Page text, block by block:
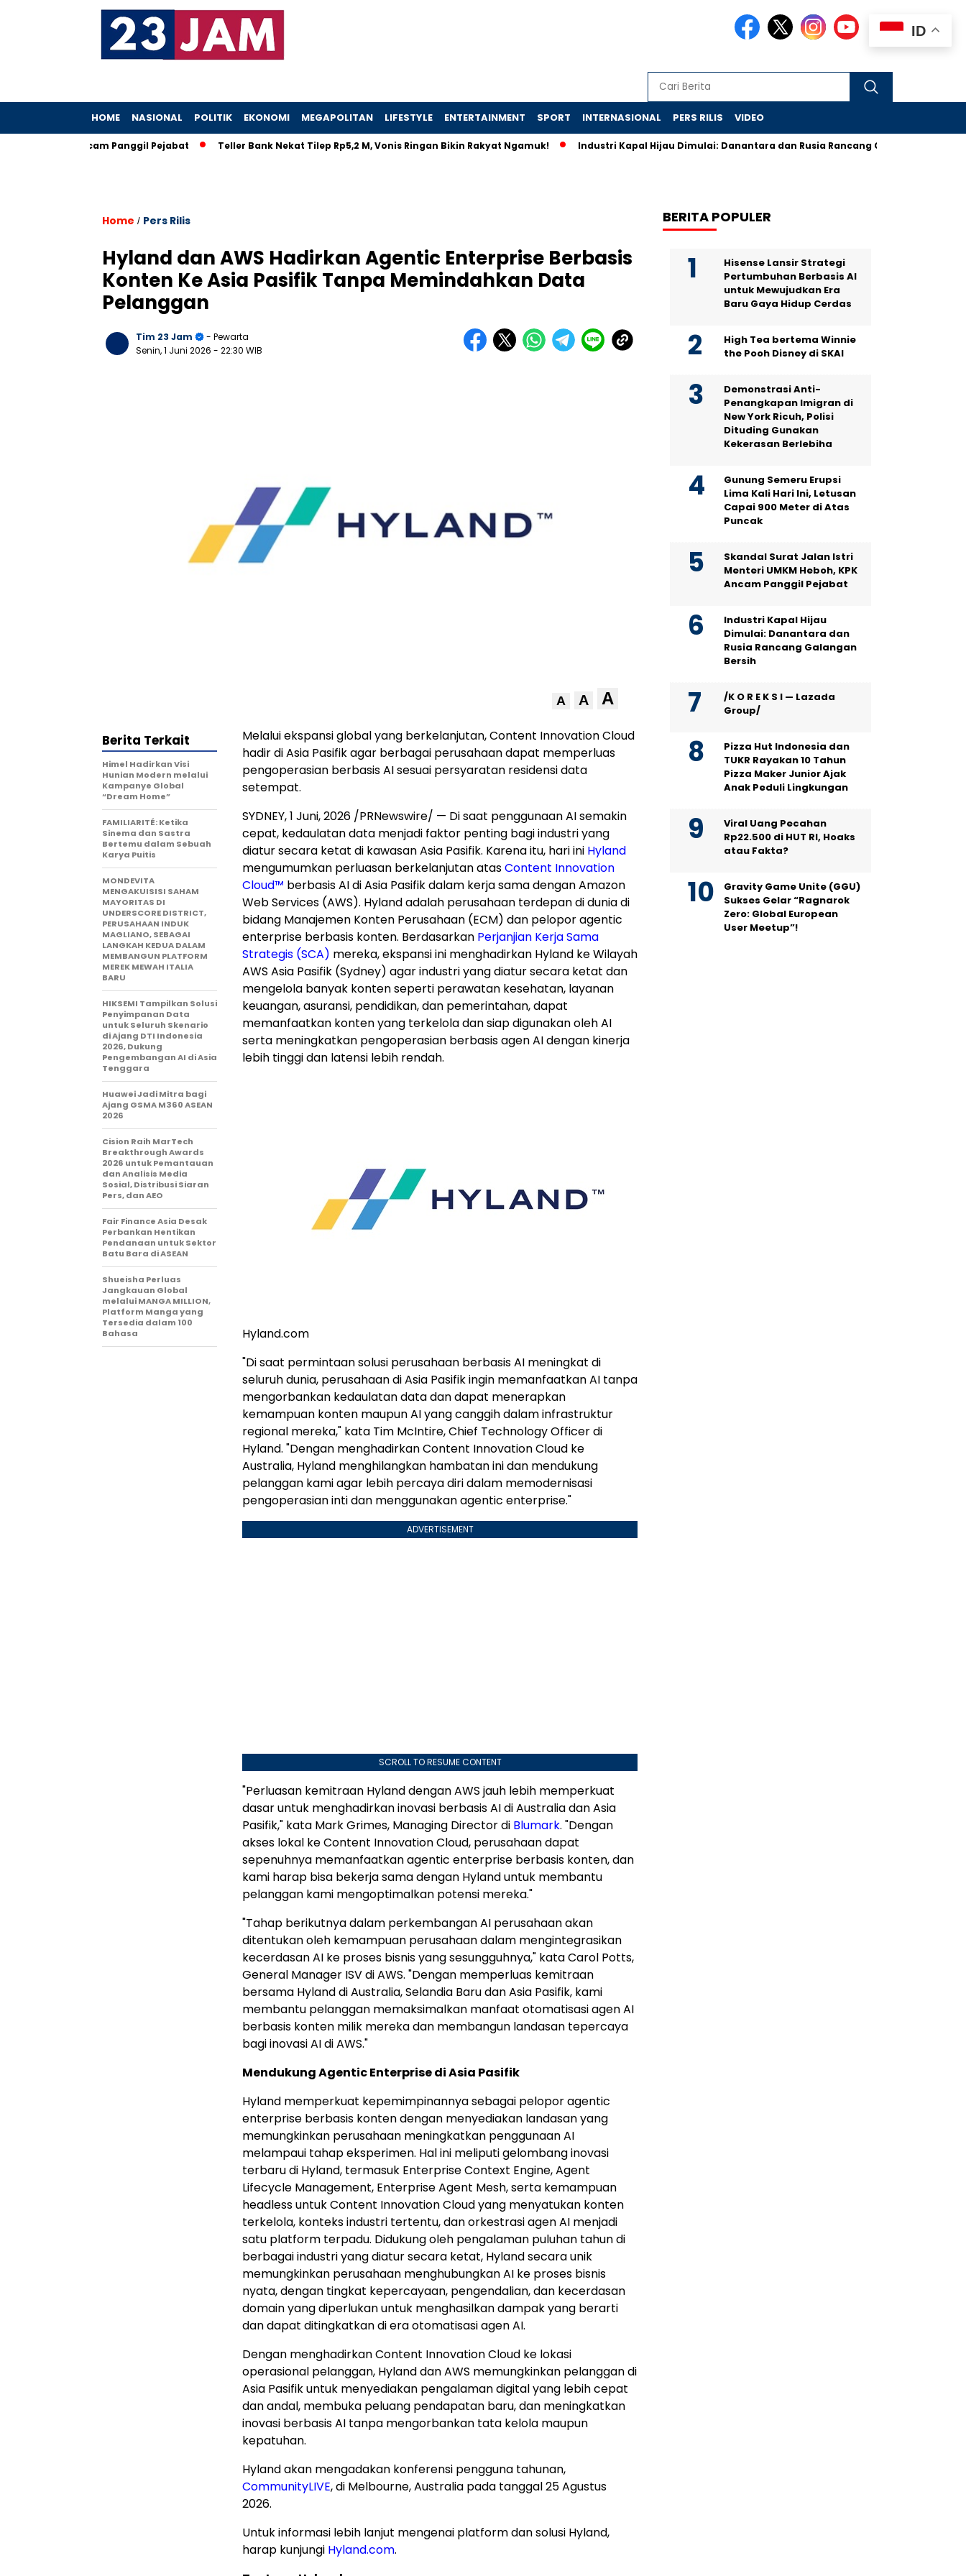
HOME NASIONAL POLITIK EKONOMI MEGAPOLITAN LIFESTYLE ENTERTAINMENT SPORT INTERNASIONAL PERS RILIS VIDEO
KPK Ancam Panggil Pejabat Teller Bank Nekat Tilep Rp5,2 M, Vonis Ringan Bikin Rakyat Ngamuk! Industri Kapal Hijau Dimulai: Danantara dan Rusia Rancang Galangan Bersih
Home / Pers Rilis
Hyland dan AWS Hadirkan Agentic Enterprise Berbasis
Konten Ke Asia Pasifik Tanpa Memindahkan Data
Pelanggan
Tim 23 Jam
- Pewarta
Senin, 1 Juni 2026 - 22:30 WIB
A A A
Melalui ekspansi global yang berkelanjutan, Content Innovation Cloud
hadir di Asia Pasifik agar berbagai perusahaan dapat memperluas
pengoperasian berbasis AI sesuai persyaratan residensi data
setempat.
SYDNEY,1 Juni, 2026 /PRNewswire/ — Di saat penggunaan AI semakin
cepat, kedaulatan data menjadi faktor penting bagi industri yang
diatur secara ketat di kawasan Asia Pasifik. Karena itu, hari ini Hyland
mengumumkan perluasan berkelanjutan atasContent Innovation
Cloud™ berbasis AI di Asia Pasifik dalam kerja sama dengan Amazon
Web Services (AWS). Hyland adalah perusahaan terdepan di dunia di
bidang Manajemen Konten Perusahaan (ECM) dan pelopor agentic
enterprise berbasis konten. Berdasarkan Perjanjian Kerja Sama
Strategis (SCA) mereka, ekspansi ini menghadirkan Hyland ke Wilayah
AWS Asia Pasifik (Sydney) agar industri yang diatur secara ketat dan
mengelola banyak konten seperti perawatan kesehatan, layanan
keuangan, asuransi, pendidikan, dan pemerintahan, dapat
memanfaatkan konten yang terkelola dan siap digunakan oleh AI
serta meningkatkan pengoperasian berbasis agen AI dengan kinerja
lebih tinggi dan latensi lebih rendah.
Hyland.com
"Di saat permintaan solusi perusahaan berbasis AI meningkat di
seluruh dunia, perusahaan di Asia Pasifik ingin memanfaatkan AI tanpa
mengorbankan kedaulatan data dan dapat menerapkan
kemampuan konten maupun AI yang canggih dalam infrastruktur
regional mereka," kata Tim McIntire, Chief Technology Officer di
Hyland. "Dengan menghadirkan Content Innovation Cloud ke
Australia, Hyland menghilangkan hambatan ini dan mendukung
pelanggan kami agar lebih percaya diri dalam memodernisasi
pengoperasian inti dan menggunakan agentic enterprise."
ADVERTISEMENT
SCROLL TO RESUME CONTENT
"Perluasan kemitraan Hyland dengan AWS jauh lebih memperkuat
dasar untuk menghadirkan inovasi berbasis AI di Australia dan Asia
Pasifik," kata Mark Grimes, Managing Director di Blumark. "Dengan
akses lokal ke Content Innovation Cloud, perusahaan dapat
sepenuhnya memanfaatkan agentic enterprise berbasis konten, dan
kami harap bisa bekerja sama dengan Hyland untuk membantu
pelanggan kami mengoptimalkan potensi mereka."
"Tahap berikutnya dalam perkembangan AI perusahaan akan
ditentukan oleh kemampuan perusahaan dalam mengintegrasikan
kecerdasan AI ke proses bisnis yang sesungguhnya," kata Carol Potts,
General Manager ISV di AWS. "Dengan memperluas kemitraan
bersama Hyland di Australia, Selandia Baru dan Asia Pasifik, kami
membantu pelanggan memaksimalkan manfaat otomatisasi agen AI
berbasis konten milik mereka dan membangun landasan tepercaya
bagi inovasi AI di AWS."
Mendukung Agentic Enterprise di Asia Pasifik
Hyland memperkuat kepemimpinannya sebagai pelopor agentic
enterprise berbasis konten dengan menyediakan landasan yang
memungkinkan perusahaan meningkatkan penggunaan AI
melampaui tahap eksperimen. Hal ini meliputi gelombang inovasi
terbaru di Hyland, termasuk Enterprise Context Engine, Agent
Lifecycle Management, Enterprise Agent Mesh, serta kemampuan
headless untuk Content Innovation Cloud yang menyatukan konten
terkelola, konteks industri tertentu, dan orkestrasi agen AI menjadi
satu platform terpadu. Didukung oleh pengalaman puluhan tahun di
berbagai industri yang diatur secara ketat, Hyland secara unik
memungkinkan perusahaan menghubungkan AI ke proses bisnis
nyata, dengan tingkat kepercayaan, pengendalian, dan kecerdasan
domain yang diperlukan untuk menghasilkan dampak yang berarti
dan dapat ditingkatkan di era otomatisasi agen AI.
Dengan menghadirkan Content Innovation Cloud ke lokasi
operasional pelanggan, Hyland dan AWS memungkinkan pelanggan di
Asia Pasifik untuk menyediakan pengalaman digital yang lebih cepat
dan andal, membuka peluang pendapatan baru, dan meningkatkan
inovasi berbasis AI tanpa mengorbankan tata kelola maupun
kepatuhan.
Hyland akan mengadakan konferensi pengguna tahunan,
CommunityLIVE, di Melbourne, Australia pada tanggal 25 Agustus
2026.
Untuk informasi lebih lanjut mengenai platform dan solusi Hyland,
harap kunjungi Hyland.com.
Berita Terkait
Himel Hadirkan Visi
Hunian Modern melalui
Kampanye Global
“Dream Home”
FAMILIARITÉ: Ketika
Sinema dan Sastra
Bertemu dalam Sebuah
Karya Puitis
MONDEVITA
MENGAKUISISI SAHAM
MAYORITAS DI
UNDERSCORE DISTRICT,
PERUSAHAAN INDUK
MAGLIANO, SEBAGAI
LANGKAH KEDUA DALAM
MEMBANGUN PLATFORM
MEREK MEWAH ITALIA
BARU
HIKSEMI Tampilkan Solusi
Penyimpanan Data
untuk Seluruh Skenario
di Ajang DTI Indonesia
2026, Dukung
Pengembangan AI di Asia
Tenggara
Huawei Jadi Mitra bagi
Ajang GSMA M360 ASEAN
2026
Cision Raih MarTech
Breakthrough Awards
2026 untuk Pemantauan
dan Analisis Media
Sosial, Distribusi Siaran
Pers, dan AEO
Fair Finance Asia Desak
Perbankan Hentikan
Pendanaan untuk Sektor
Batu Bara di ASEAN
Shueisha Perluas
Jangkauan Global
melalui MANGA MILLION,
Platform Manga yang
Tersedia dalam 100
Bahasa
BERITA POPULER
Hisense Lansir Strategi
Pertumbuhan Berbasis AI
untuk Mewujudkan Era
Baru Gaya Hidup Cerdas
High Tea bertema Winnie
the Pooh Disney di SKAI
Demonstrasi Anti-
Penangkapan Imigran di
New York Ricuh, Polisi
Dituding Gunakan
Kekerasan Berlebiha
Gunung Semeru Erupsi
Lima Kali Hari Ini, Letusan
Capai 900 Meter di Atas
Puncak
Skandal Surat Jalan Istri
Menteri UMKM Heboh, KPK
Ancam Panggil Pejabat
Industri Kapal Hijau
Dimulai: Danantara dan
Rusia Rancang Galangan
Bersih
/K O R E K S I — Lazada
Group/
Pizza Hut Indonesia dan
TUKR Rayakan 10 Tahun
Pizza Maker Junior Ajak
Anak Peduli Lingkungan
Viral Uang Pecahan
Rp22.500 di HUT RI, Hoaks
atau Fakta?
Gravity Game Unite (GGU)
Sukses Gelar “Ragnarok
Zero: Global European
User Meetup”!
ID